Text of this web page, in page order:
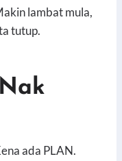
lambat mula,
tutup.
ada PLAN.